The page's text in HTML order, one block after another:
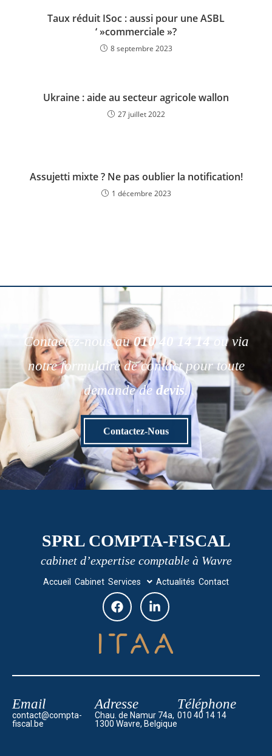
Taux réduit ISoc : aussi pour une ASBL
‘ »commerciale »?
8 septembre 2023
Ukraine : aide au secteur agricole wallon
27 juillet 2022
Assujetti mixte ? Ne pas oublier la notification!
1 décembre 2023
Contactez-nous au010 40 14 14
ou via
notre formulaire de contact pour toute
demande de devis.
Contactez-Nous
SPRL COMPTA-FISCAL
cabinet d’expertise comptable à Wavre
Accueil Cabinet Services Actualités Contact
Email
contact@compta-
fiscal.be
Adresse
Chau. de Namur 74a,
1300 Wavre, Belgique
Téléphone
010 40 14 14